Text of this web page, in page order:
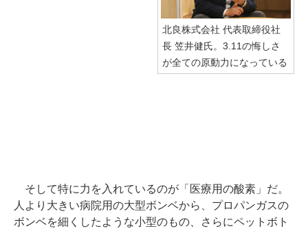
北良株式会社 代表取締役社
長 笠井健氏。3.11の悔しさ
が全ての原動力になっている
そして特に力を入れているのが「医療用の酸素」だ。
人より大きい病院用の大型ボンベから、プロパンガスの
ボンベを細くしたような小型のもの、さらにペットボト